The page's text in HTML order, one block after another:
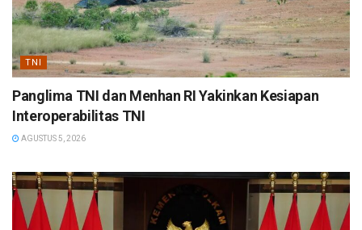
TNI
Panglima TNI dan Menhan RI Yakinkan Kesiapan
Interoperabilitas TNI
AGUSTUS 5, 2026